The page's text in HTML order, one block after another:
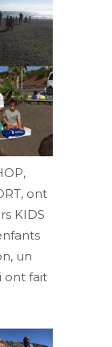
ont
KIDS
un
ont fait